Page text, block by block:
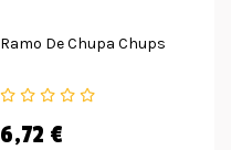
Ramo De Chupa Chups
6,72 €